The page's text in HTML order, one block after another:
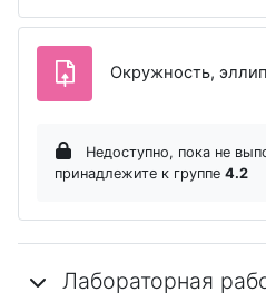
Окружность,
Недоступно, пока не
принадлежите к группе 4.2
Лабораторная